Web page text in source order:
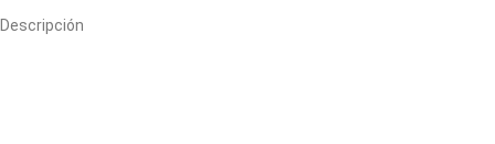
Descripción